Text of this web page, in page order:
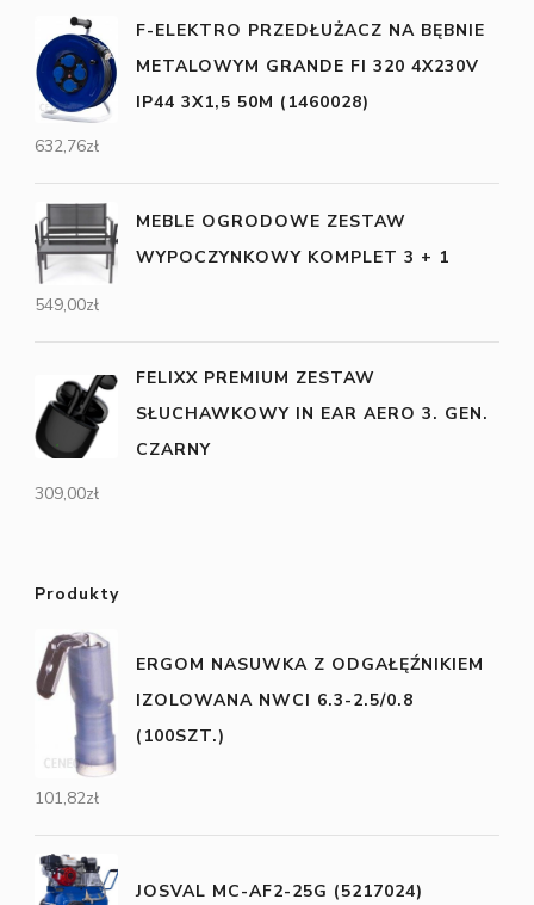
F-ELEKTRO PRZEDŁUŻACZ NA BĘBNIE
METALOWYM GRANDE FI 320 4X230V
IP44 3X1,5 50M (1460028)
632,76zł
MEBLE OGRODOWE ZESTAW
WYPOCZYNKOWY KOMPLET 3 + 1
549,00zł
FELIXX PREMIUM ZESTAW
SŁUCHAWKOWY IN EAR AERO 3. GEN.
CZARNY
309,00zł
Produkty
ERGOM NASUWKA Z ODGAŁĘŹNIKIEM
IZOLOWANA NWCI 6.3-2.5/0.8
(100SZT.)
101,82zł
JOSVAL MC-AF2-25G (5217024)